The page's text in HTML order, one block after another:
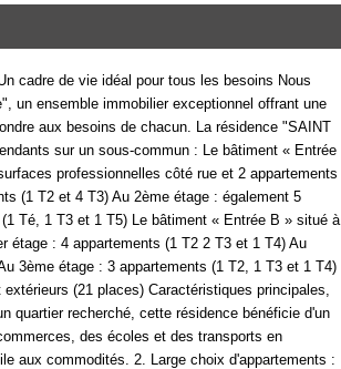
cadre de vie idéal pour tous les besoins Nous
un ensemble immobilier exceptionnel offrant une
aux besoins de chacun. La résidence "SAINT
sur un sous-commun : Le bâtiment « Entrée
professionnelles côté rue et 2 appartements
(1 T2 et 4 T3) Au 2ème étage : également 5
Té, 1 T3 et 1 T5) Le bâtiment « Entrée B » situé à
étage : 4 appartements (1 T2 2 T3 et 1 T4) Au
3ème étage : 3 appartements (1 T2, 1 T3 et 1 T4)
(21 places) Caractéristiques principales,
quartier recherché, cette résidence bénéficie d'un
des écoles et des transports en
aux commodités. 2. Large choix d'appartements :